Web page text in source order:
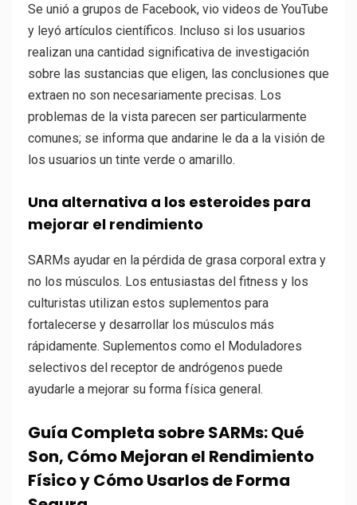
Se unió a grupos de Facebook, vio videos de YouTube
y leyó artículos científicos. Incluso si los usuarios
realizan una cantidad significativa de investigación
sobre las sustancias que eligen, las conclusiones que
extraen no son necesariamente precisas. Los
problemas de la vista parecen ser particularmente
comunes; se informa que andarine le da a la visión de
los usuarios un tinte verde o amarillo.
Una alternativa a los esteroides para
mejorar el rendimiento
SARMs ayudar en la pérdida de grasa corporal extra y
no los músculos. Los entusiastas del fitness y los
culturistas utilizan estos suplementos para
fortalecerse y desarrollar los músculos más
rápidamente. Suplementos como el Moduladores
selectivos del receptor de andrógenos puede
ayudarle a mejorar su forma física general.
Guía Completa sobre SARMs: Qué
Son, Cómo Mejoran el Rendimiento
Físico y Cómo Usarlos de Forma